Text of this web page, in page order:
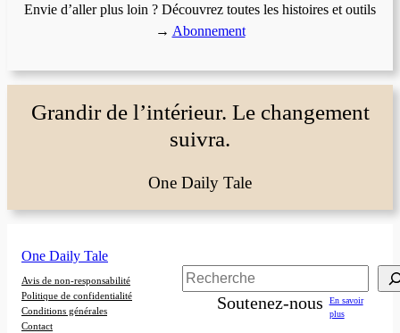
Envie d’aller plus loin ? Découvrez toutes les histoires et outils
→ Abonnement
Grandir de l’intérieur. Le changement
suivra.
One Daily Tale
One Daily Tale
Avis de non-responsabilité
Politique de confidentialité
Conditions générales
Contact
Rechercher
Soutenez-nous
En savoir
plus